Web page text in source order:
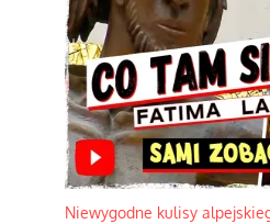
Niewygodne kulisy